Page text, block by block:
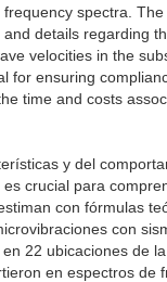
spectra.
details regarding
velocities in the
for ensuring
time and costs
y del
crucial para
con fórmulas
con
22 ubicaciones de
en espectros de